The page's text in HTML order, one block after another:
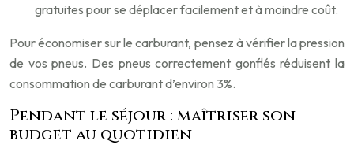
gratuites pour se déplacer facilement et à moindre coût.
Pour économiser sur le carburant, pensez à vérifier la pression
de vos pneus. Des pneus correctement gonflés réduisent la
consommation de carburant d’environ 3%.
Pendant le séjour : maîtriser son
budget au quotidien